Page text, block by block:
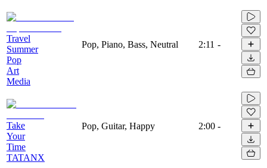
Travel
Summer
Pop
Art
Media
Pop, Piano, Bass, Neutral 2:11 -
Take
Your
Time
TATANX
Pop, Guitar, Happy 2:00 -